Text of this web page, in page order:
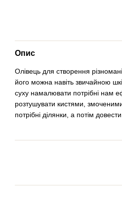
Опис
Олівець для створення
його можна навіть звичайною
суху намалювати потрібні нам
розтушувати кистями,
потрібні ділянки, а потім